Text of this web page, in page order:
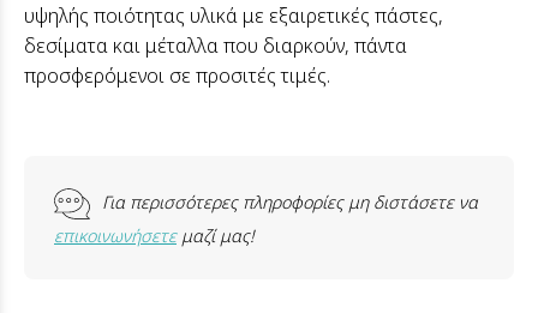
υψηλής ποιότητας υλικά με εξαιρετικές πάστες,
δεσίματα και μέταλλα που διαρκούν, πάντα
προσφερόμενοι σε προσιτές τιμές.
Για περισσότερες πληροφορίες μη διστάσετε να
επικοινωνήσετεμαζί μας!